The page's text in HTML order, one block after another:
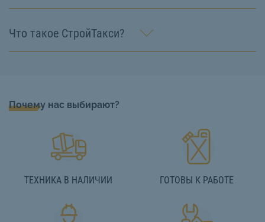
Что такое СтройТакси?
Почему нас выбирают?
ТЕХНИКА В НАЛИЧИИ ГОТОВЫ К РАБОТЕ